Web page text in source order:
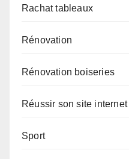
Rachat tableaux
Rénovation
Rénovation boiseries
Réussir son site internet
Sport